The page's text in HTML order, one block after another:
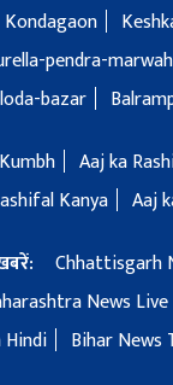
Kondagaon
pendra-
bazar
Aaj ka
Kanya Aaj
Chhattisgarh
News Live
Hindi Bihar News